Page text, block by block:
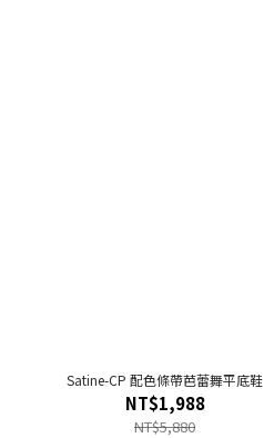
Satine-CP 配色條帶芭蕾舞平底鞋
NT$1,988
NT$5,880